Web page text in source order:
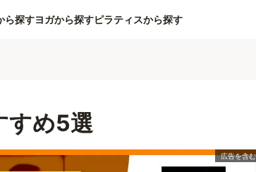
ら探すヨガから探すピラティスから探す
すめ5選